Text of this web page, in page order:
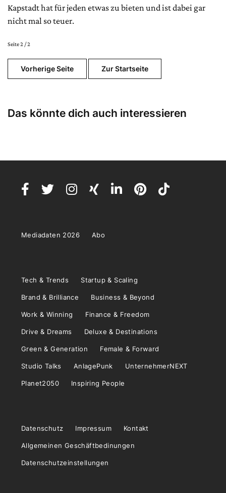
Kapstadt hat für jeden etwas zu bieten und ist dabei gar
nicht mal so teuer.
Seite 2 / 2
Vorherige Seite Zur Startseite
Das könnte dich auch interessieren
Mediadaten 2026 Abo
Tech & Trends Startup & Scaling
Brand & Brilliance Business & Beyond
Work & Winning Finance & Freedom
Drive & Dreams Deluxe & Destinations
Green & Generation Female & Forward
Studio Talks AnlagePunk UnternehmerNEXT
Planet2050 Inspiring People
Datenschutz Impressum Kontakt
Allgemeinen Geschäftbedinungen
Datenschutzeinstellungen